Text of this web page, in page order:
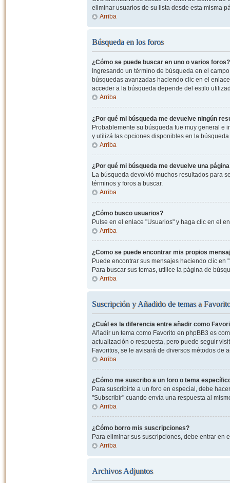
eliminar usuarios de su lista desde esta misma
Arriba
Búsqueda en los foros
¿Cómo se puede buscar en uno o varios foros?
Ingresando un término de búsqueda en el
búsquedas avanzadas haciendo clic en el
acceder a la búsqueda depende del estilo
Arriba
¿Por qué mi búsqueda me devuelve ningún
Probablemente su búsqueda fue muy general e
y utilizá las opciones disponibles en la
Arriba
¿Por qué mi búsqueda me devuelve una
La búsqueda devolvió muchos resultados para
términos y foros a buscar.
Arriba
¿Cómo busco usuarios?
Pulse en el enlace "Usuarios" y haga clic en el
Arriba
¿Como se puede encontrar mis propios
Puede encontrar sus mensajes haciendo clic en
Para buscar sus temas, utilice la página de
Arriba
Suscripción y Añadido de temas a
¿Cuál es la diferencia entre añadir como
Añadir un tema como Favorito en phpBB3 es
actualización o respuesta, pero puede seguir
Favoritos, se le avisará de diversos métodos de
Arriba
¿Cómo me suscribo a un foro o tema
Para suscribirte a un foro en especial, debe
"Subscribir" cuando envía una respuesta al
Arriba
¿Cómo borro mis suscripciones?
Para eliminar sus suscripciones, debe entrar en
Arriba
Archivos Adjuntos